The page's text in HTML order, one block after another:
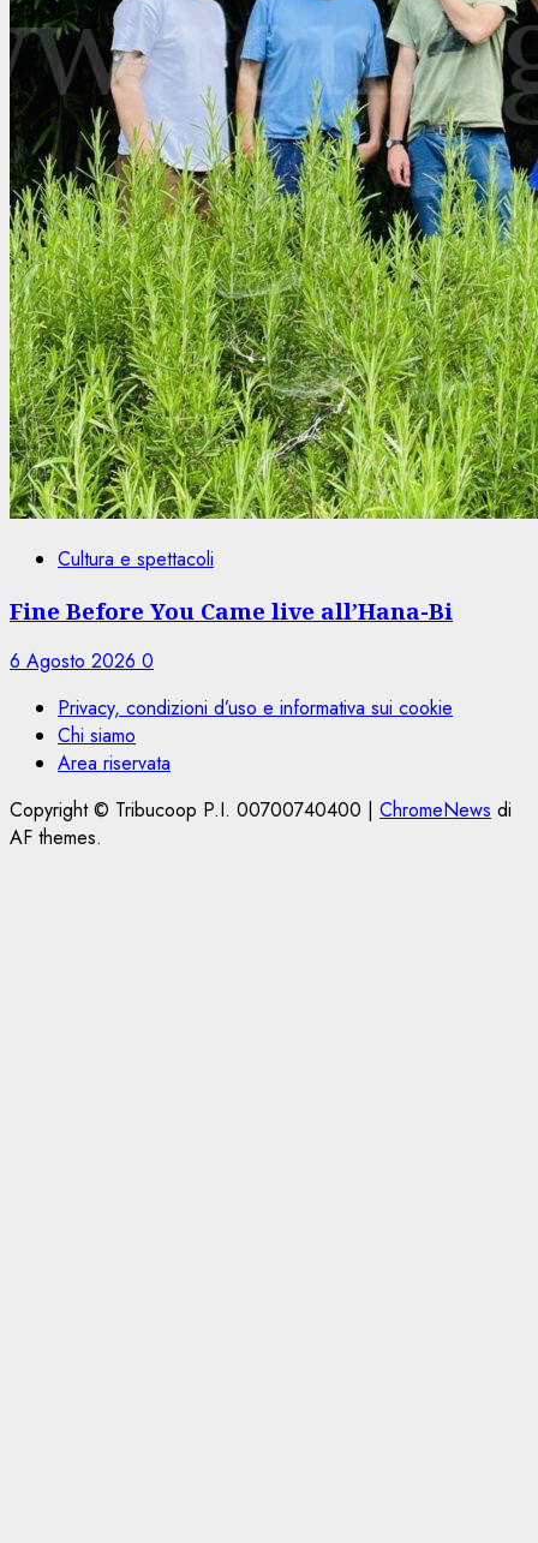
Cultura e spettacoli
Fine Before You Came live all’Hana-Bi
6 Agosto 2026 0
Privacy, condizioni d’uso e informativa sui cookie
Chi siamo
Area riservata
Copyright © Tribucoop P.I. 00700740400 | ChromeNews di
AF themes.